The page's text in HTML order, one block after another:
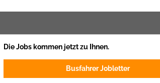
Die Jobs kommen jetzt zu Ihnen.
Busfahrer Jobletter